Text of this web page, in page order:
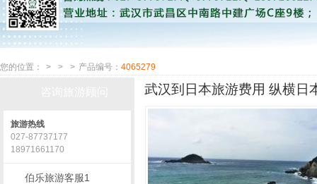
您的位置： > > > 产品编号： 4065279
武汉到日本旅游费用 纵横日
旅游热线
027-87737177
18971661170
伯乐旅游客服1